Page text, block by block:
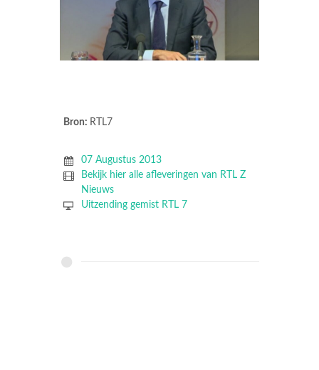
Bron: RTL7
07 Augustus 2013
Bekijk hier alle afleveringen van RTL Z
Nieuws
Uitzending gemist RTL 7